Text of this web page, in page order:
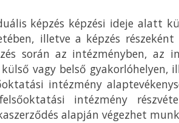
képzés képzési ideje alatt
illetve a képzés részeként
során az intézményben, az
vagy belső gyakorlóhelyen,
intézmény
intézmény
alapján végezhet